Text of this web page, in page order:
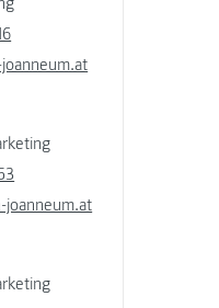
joanneum.at